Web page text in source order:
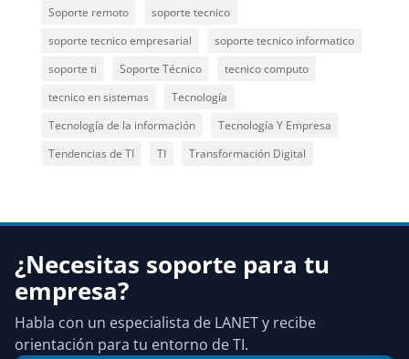
Soporte remoto
soporte tecnico
soporte tecnico empresarial
soporte tecnico informatico
soporte ti
Soporte Técnico
tecnico computo
tecnico en sistemas
Tecnología
Tecnología de la información
Tecnología Y Empresa
Tendencias de TI
TI Transformación Digital
¿Necesitas soporte para tu
empresa?
Habla con un especialista de LANET y recibe
orientación para tu entorno de TI.